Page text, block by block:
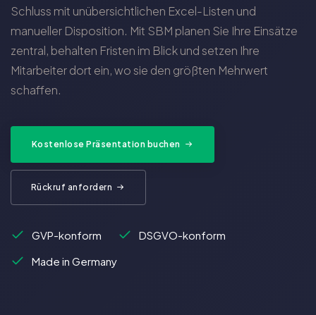
Schluss mit unübersichtlichen Excel-Listen und
manueller Disposition. Mit SBM planen Sie Ihre Einsätze
zentral, behalten Fristen im Blick und setzen Ihre
Mitarbeiter dort ein, wo sie den größten Mehrwert
schaffen.
Kostenlose Präsentation buchen
Rückruf anfordern
GVP-konform
DSGVO-konform
Made in Germany